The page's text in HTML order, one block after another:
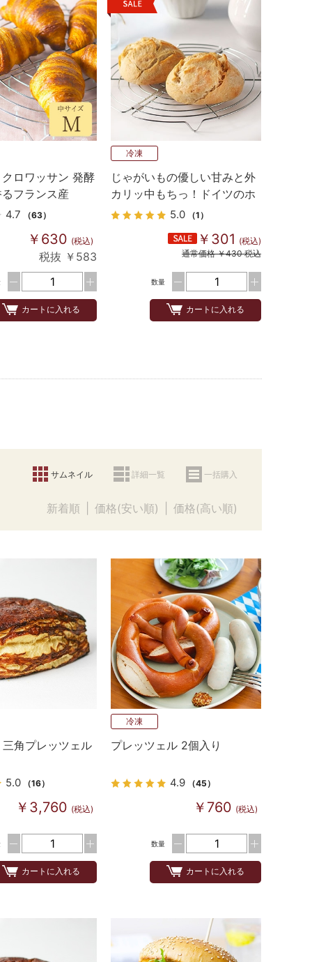
ロワッサン 発酵
るフランス産
5個入り
4.7 （63）
￥630 (税込)
税抜 ￥583
カートに入れる
冷凍
じゃがいもの優しい甘みと外
カリッ中もちっ！ドイツのホ
ワイトロール5.0 （1）
￥301 (税込)
通常価格 ￥430 税込
数量
カートに入れる
サムネイル 詳細一覧 一括購入
新着順 価格(安い順) 価格(高い順)
角プレッツェル
5.0 （16）
￥3,760 (税込)
カートに入れる
冷凍
プレッツェル 2個入り
4.9 （45）
￥760 (税込)
数量
カートに入れる